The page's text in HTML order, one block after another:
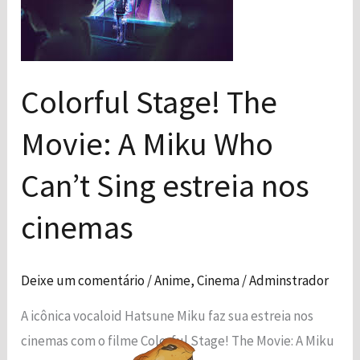
Colorful Stage! The
Movie: A Miku Who
Can’t Sing estreia nos
cinemas
Deixe um comentário /Anime,Cinema/Adminstrador
A icônica vocaloid Hatsune Miku faz sua estreia nos
cinemas com o filme Colorful Stage! The Movie: A Miku
A
Miku
Can’t
Sing
estreia
cinemas
Esses cookies
não são
opcionais. São
necessários
Para que
possamos